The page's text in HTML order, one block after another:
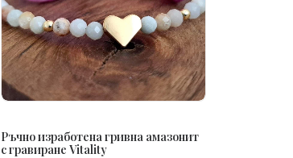
ПОРЪЧАЙ
Ръчно изработена гривна амазонит
с гравиране Vitality